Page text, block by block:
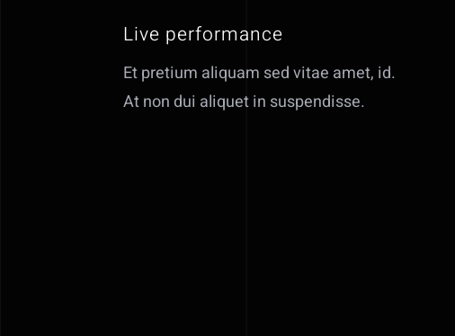
Live performance
Et pretium aliquam sed vitae amet, id.
At non dui aliquet in suspendisse.